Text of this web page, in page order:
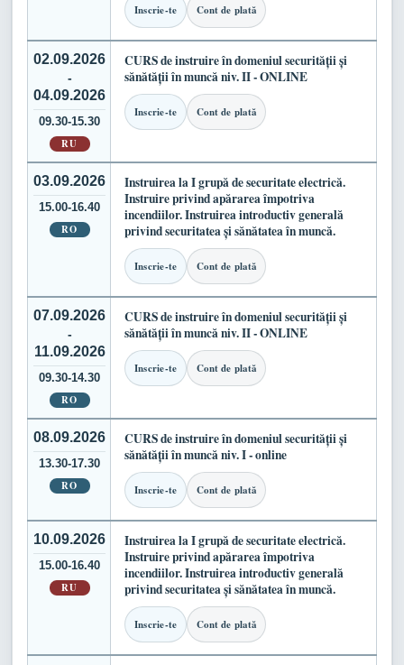
Inscrie-te Cont de plată
02.09.2026
-
04.09.2026
09.30-15.30
RU
CURS de instruire în domeniul securității și
sănătății în muncă niv. II - ONLINE
Inscrie-te Cont de plată
03.09.2026
15.00-16.40
RO
Instruirea la I grupă de securitate electrică.
Instruire privind apărarea împotriva
incendiilor. Instruirea introductiv generală
privind securitatea și sănătatea în muncă.
Inscrie-te Cont de plată
07.09.2026
-
11.09.2026
09.30-14.30
RO
CURS de instruire în domeniul securității și
sănătății în muncă niv. II - ONLINE
Inscrie-te Cont de plată
08.09.2026
13.30-17.30
RO
CURS de instruire în domeniul securității și
sănătății în muncă niv. I - online
Inscrie-te Cont de plată
10.09.2026
15.00-16.40
RU
Instruirea la I grupă de securitate electrică.
Instruire privind apărarea împotriva
incendiilor. Instruirea introductiv generală
privind securitatea și sănătatea în muncă.
Inscrie-te Cont de plată